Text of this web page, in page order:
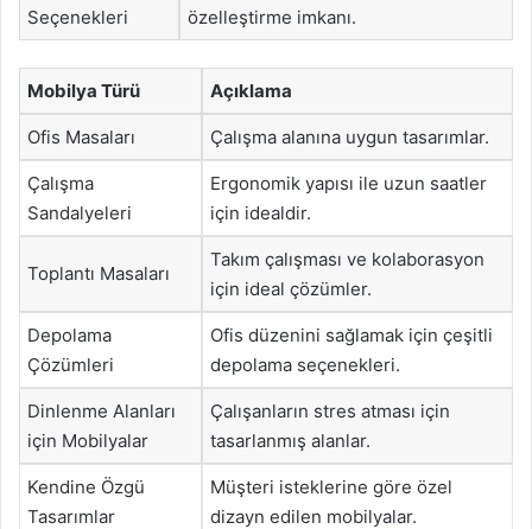
Seçenekleri
özelleştirme imkanı.
Mobilya Türü Açıklama
Ofis Masaları Çalışma alanına uygun tasarımlar.
Çalışma
Sandalyeleri
Ergonomik yapısı ile uzun saatler
için idealdir.
Toplantı Masaları
Takım çalışması ve kolaborasyon
için ideal çözümler.
Depolama
Çözümleri
Ofis düzenini sağlamak için çeşitli
depolama seçenekleri.
Dinlenme Alanları
için Mobilyalar
Çalışanların stres atması için
tasarlanmış alanlar.
Kendine Özgü
Tasarımlar
Müşteri isteklerine göre özel
dizayn edilen mobilyalar.